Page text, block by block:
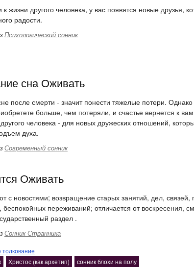
жизни другого человека, у вас появятся новые друзья,
радости.
Психологический сонник
сна Оживать
после смерти - значит понести тяжелые потери.
больше, чем потеряли, и счастье вернется к
человека - для новых дружеских отношений,
духа.
Современный сонник
Оживать
с новостями; возвращение старых занятий, дел, связей,
беспокойных переживаний; отличается от воскресения,
раздел .
Сонник Странника
Христос (как архетип) сонник блохи на полу